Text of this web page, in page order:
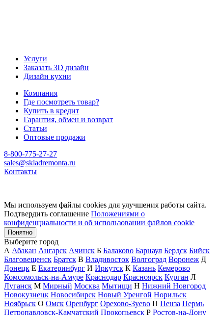
Услуги
Заказать 3D дизайн
Дизайн кухни
Компания
Где посмотреть товар?
Купить в кредит
Гарантия, обмен и возврат
Статьи
Оптовые продажи
8-800-775-27-27
sales@skladremonta.ru
Контакты
Мы используем файлы cookies для улучшения работы сайта.
Подтвердить соглашение Положениями о
конфиденциальности и об использовании файлов cookie
Понятно
Выберите город
А Абакан Ангарск Ачинск Б Балаково Барнаул Бердск Бийск
Благовещенск Братск В Владивосток Волгоград Воронеж Д
Донецк Е Екатеринбург И Иркутск К Казань Кемерово
Комсомольск-на-Амуре Краснодар Красноярск Курган Л
Луганск М Мирный Москва Мытищи Н Нижний Новгород
Новокузнецк Новосибирск Новый Уренгой Норильск
Ноябрьск О Омск Оренбург Орехово-Зуево П Пенза Пермь
Петропавловск-Камчатский Прокопьевск Р Ростов-на-Дону